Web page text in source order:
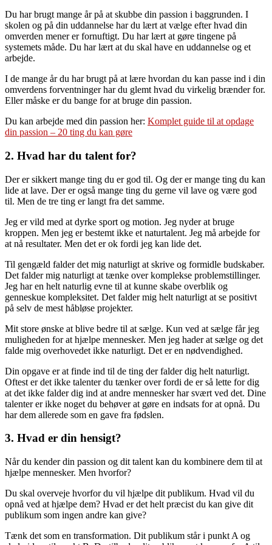
Du har brugt mange år på at skubbe din passion i baggrunden. I
skolen og på din uddannelse har du lært at vælge efter hvad din
omverden mener er fornuftigt. Du har lært at gøre tingene på
systemets måde. Du har lært at du skal have en uddannelse og et
arbejde.
I de mange år du har brugt på at lære hvordan du kan passe ind i din
omverdens forventninger har du glemt hvad du virkelig brænder for.
Eller måske er du bange for at bruge din passion.
Du kan arbejde med din passion her: Komplet guide til at opdage
din passion – 20 ting du kan gøre
2. Hvad har du talent for?
Der er sikkert mange ting du er god til. Og der er mange ting du kan
lide at lave. Der er også mange ting du gerne vil lave og være god
til. Men de tre ting er langt fra det samme.
Jeg er vild med at dyrke sport og motion. Jeg nyder at bruge
kroppen. Men jeg er bestemt ikke et naturtalent. Jeg må arbejde for
at nå resultater. Men det er ok fordi jeg kan lide det.
Til gengæld falder det mig naturligt at skrive og formidle budskaber.
Det falder mig naturligt at tænke over komplekse problemstillinger.
Jeg har en helt naturlig evne til at kunne skabe overblik og
genneskue kompleksitet. Det falder mig helt naturligt at se positivt
på selv de mest håbløse projekter.
Mit store ønske at blive bedre til at sælge. Kun ved at sælge får jeg
muligheden for at hjælpe mennesker. Men jeg hader at sælge og det
falde mig overhovedet ikke naturligt. Det er en nødvendighed.
Din opgave er at finde ind til de ting der falder dig helt naturligt.
Oftest er det ikke talenter du tænker over fordi de er så lette for dig
at det ikke falder dig ind at andre mennesker har svært ved det. Dine
talenter er ikke noget du behøver at gøre en indsats for at opnå. Du
har dem allerede som en gave fra fødslen.
3. Hvad er din hensigt?
Når du kender din passion og dit talent kan du kombinere dem til at
hjælpe mennesker. Men hvorfor?
Du skal overveje hvorfor du vil hjælpe dit publikum. Hvad vil du
opnå ved at hjælpe dem? Hvad er det helt præcist du kan give dit
publikum som ingen andre kan give?
Tænk det som en transformation. Dit publikum står i punkt A og